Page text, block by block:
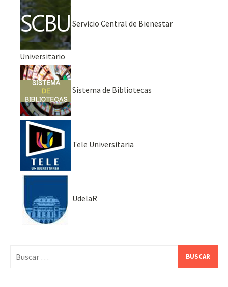
Servicio Central de Bienestar
Universitario
Sistema de Bibliotecas
Tele Universitaria
UdelaR